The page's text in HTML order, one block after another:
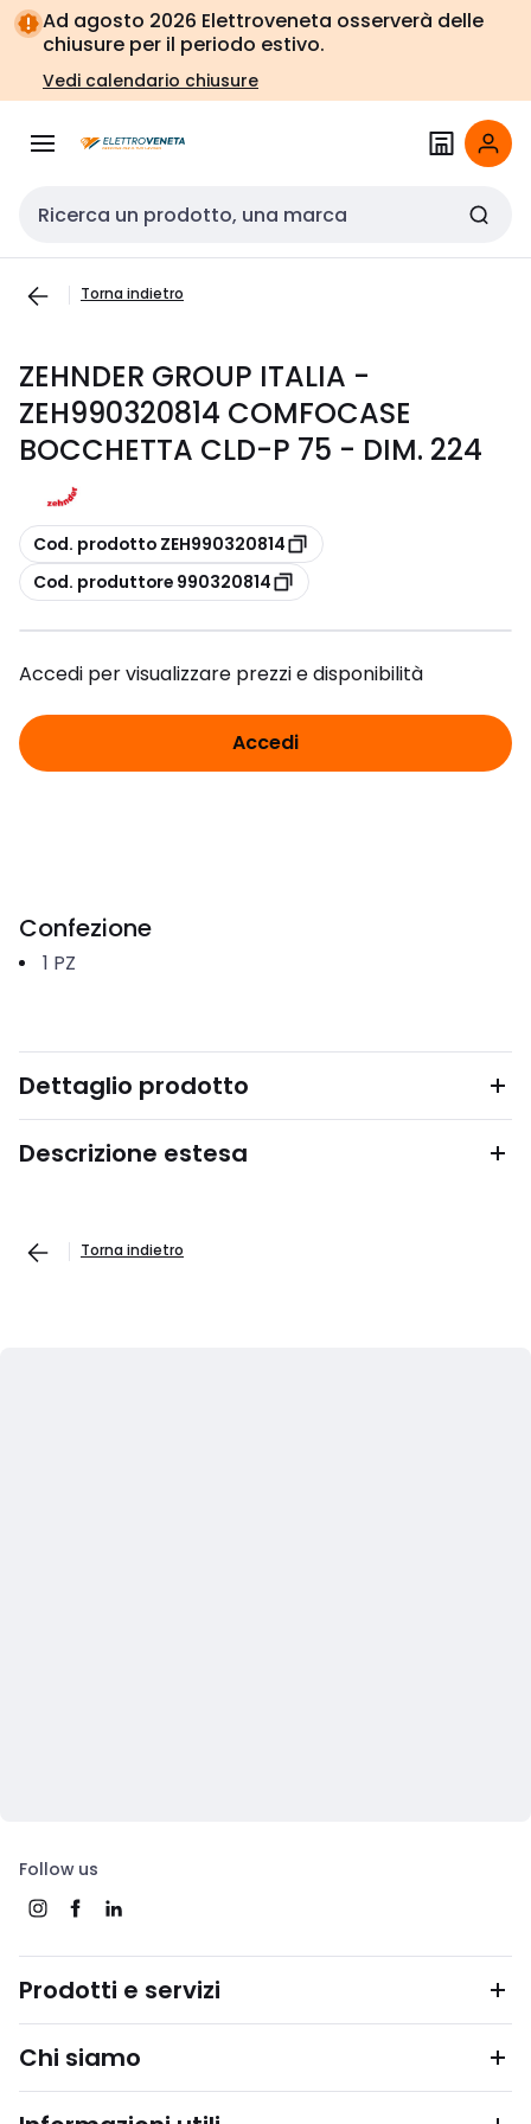
Vai alla
navigazione
Vai
alla
pagina
Ad agosto 2026 Elettroveneta osserverà delle
chiusure per il periodo estivo.
Vedi calendario chiusure
Cerca input
Torna indietro
ZEHNDER GROUP ITALIA -
ZEH990320814 COMFOCASE
BOCCHETTA CLD-P 75 - DIM. 224
copia
Cod. prodotto ZEH990320814
copia
Cod. produttore 990320814
Accedi per visualizzare prezzi e disponibilità
Accedi
Confezione
1 PZ
Dettaglio prodotto
Descrizione estesa
Torna indietro
Follow us
Prodotti e servizi
Chi siamo